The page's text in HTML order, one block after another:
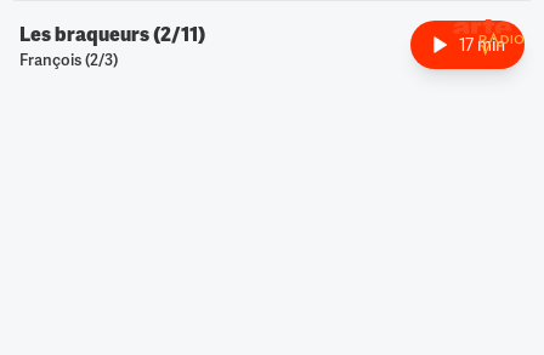
Retour à
Les braqueurs (2/11)
François (2/3)
17 min